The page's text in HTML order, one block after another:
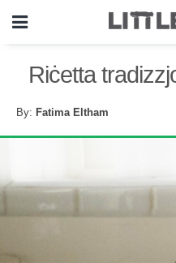
Riċetta
By: Fatima Eltham